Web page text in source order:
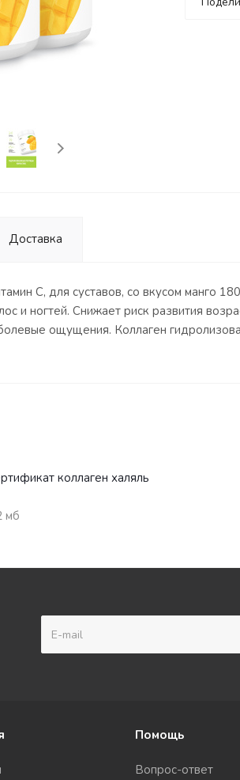
Доставка
С, для суставов, со вкусом манго
и ногтей. Снижает риск развития
ощущения. Коллаген
коллаген халяль
мб
Помощь
Вопрос-ответ